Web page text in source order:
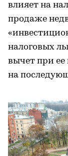
влияет на
продаже
налоговых
вычет при ее
на